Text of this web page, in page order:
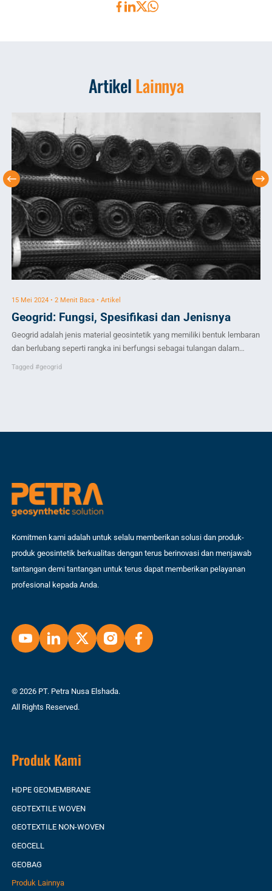
ArtikelLainnya
15 Mei 2024 • 2 Menit Baca • Artikel
Geogrid: Fungsi, Spesifikasi dan Jenisnya
Geogrid adalah jenis material geosintetik yang memiliki bentuk lembaran
dan berlubang seperti rangka ini berfungsi sebagai tulangan dalam
membangun struktur perkuatan tanah. bentuk lubang-lubang pada
Tagged #geogrid
Komitmen kami adalah untuk selalu memberikan solusi dan produk-
produk geosintetik berkualitas dengan terus berinovasi dan menjawab
tantangan demi tantangan untuk terus dapat memberikan pelayanan
profesional kepada Anda.
© 2026 PT. Petra Nusa Elshada.
All Rights Reserved.
Produk Kami
HDPE GEOMEMBRANE
GEOTEXTILE WOVEN
GEOTEXTILE NON-WOVEN
GEOCELL
GEOBAG
Produk Lainnya